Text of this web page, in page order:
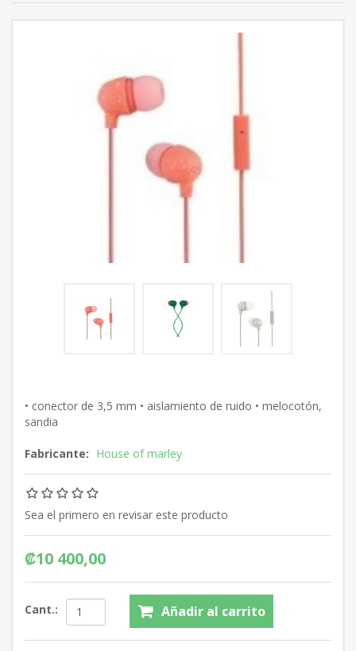
• conector de 3,5 mm • aislamiento de ruido • melocotón,
sandia
Fabricante: House of marley
Sea el primero en revisar este producto
₡10 400,00
Cant.: Añadir al carrito